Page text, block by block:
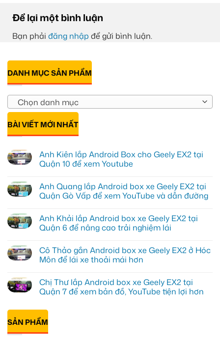
Để lại một bình luận
Bạn phải đăng nhập để gửi bình luận.
DANH MỤC SẢN PHẨM
Chọn danh mục
BÀI VIẾT MỚI NHẤT
Anh Kiên lắp Android Box cho Geely EX2 tại
Quận 10 để xem Youtube
bình
luận
ở
lắp
Android
Box
EX2
tại
Quận
xem
Youtube
Anh Quang lắp Android box xe Geely EX2 tại
Quận Gò Vấp để xem YouTube và dẫn đường
bình
luận
ở
lắp
Android
box
EX2
tại
Quận
Vấp
xem
YouTube
và
Anh Khải lắp Android box xe Geely EX2 tại
Quận 6 để nâng cao trải nghiệm lái
bình
luận
ở
lắp
Android
box
Geely
EX2
tại
Quận
6
Cô Thảo gắn Android box xe Geely EX2 ở Hóc
Môn để lái xe thoải mái hơn
bình
luận
ở
Thảo
gắn
Android
box
xe
Chị Thư lắp Android box xe Geely EX2 tại
Quận 7 để xem bản đồ, YouTube tiện lợi hơn
có
luận
ở
Chị
SẢN PHẨM